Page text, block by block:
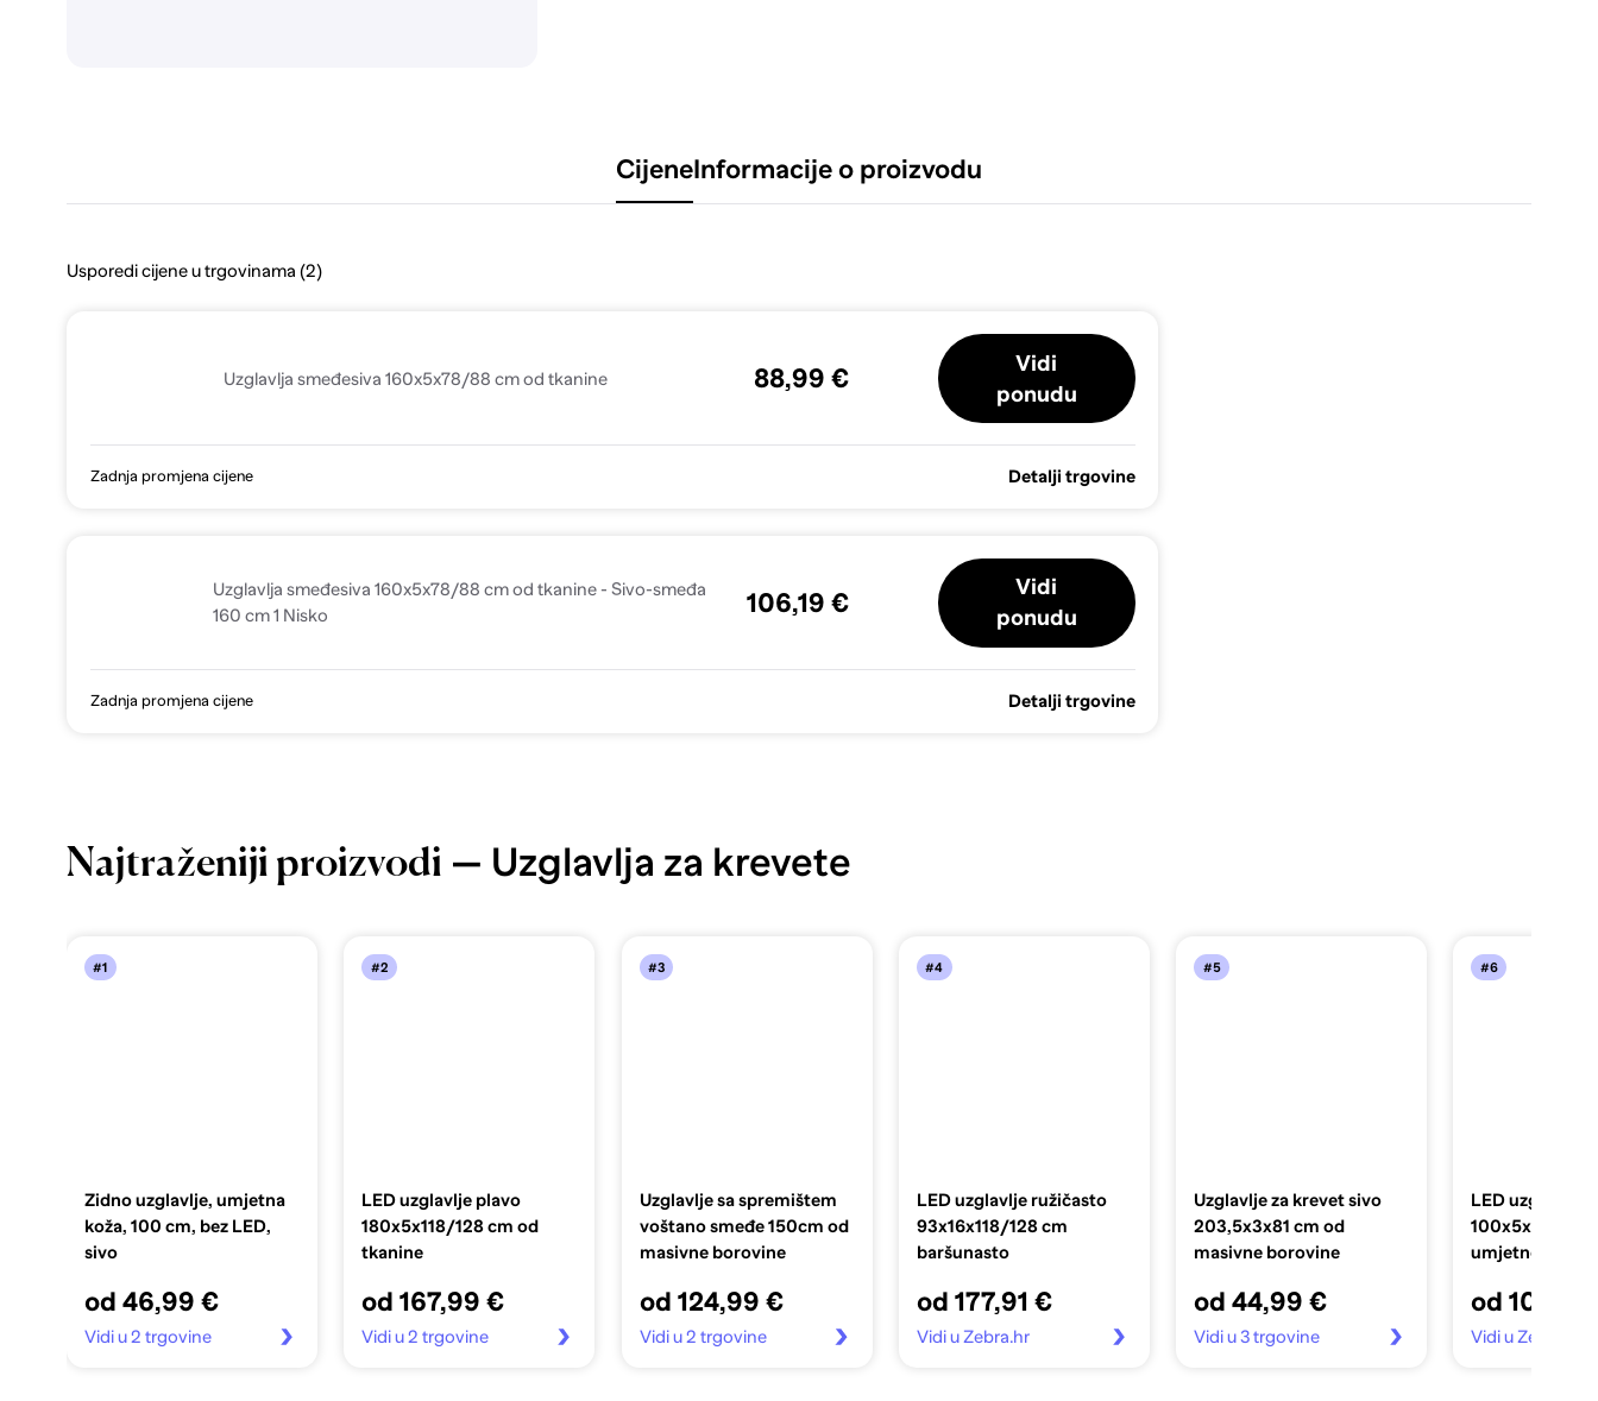
CijeneInformacije o proizvodu
Usporedi cijene u trgovinama (2)
Uzglavlja smeđesiva 160x5x78/88 cm od tkanine 88,99 €
Vidi
ponudu
Zadnja promjena cijene Detalji trgovine
Uzglavlja smeđesiva 160x5x78/88 cm od tkanine - Sivo-smeđa
160 cm 1 Nisko
106,19 €
Vidi
ponudu
Zadnja promjena cijene Detalji trgovine
Najtraženiji proizvodi — Uzglavlja za krevete
#1
Zidno uzglavlje, umjetna
koža, 100 cm, bez LED,
sivo
od 46,99 €
Vidi u 2 trgovine
#2
LED uzglavlje plavo
180x5x118/128 cm od
tkanine
od 167,99 €
Vidi u 2 trgovine
#3
Uzglavlje sa spremištem
voštano smeđe 150cm od
masivne borovine
od 124,99 €
Vidi u 2 trgovine
#4
LED uzglavlje ružičasto
93x16x118/128 cm
baršunasto
od 177,91 €
Vidi u Zebra.hr
#5
Uzglavlje za krevet sivo
203,5x3x81 cm od
masivne borovine
od 44,99 €
Vidi u 3 trgovine
#6
LED uzglavlje
100x5x118/
umjetne kože
od
Vidi u Zebra.hr